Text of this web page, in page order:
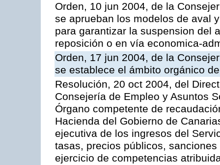
Orden, 10 jun 2004, de la
se aprueban los modelos de aval
para garantizar la suspension del
reposición o en vía economica-
Orden, 17 jun 2004, de la
se establece el ámbito orgánico
Resolución, 20 oct 2004, del
Consejería de Empleo y Asuntos
Órgano competente de
Hacienda del Gobierno de
ejecutiva de los ingresos del
tasas, precios públicos,
ejercicio de competencias